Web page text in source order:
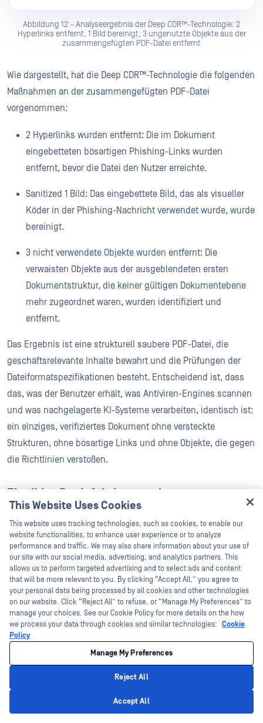
Abbildung 12 – Analyseergebnis der Deep CDR™-Technologie: 2
Hyperlinks entfernt, 1 Bild bereinigt, 3 ungenutzte Objekte aus der
zusammengefügten PDF-Datei entfernt
Wie dargestellt, hat die Deep CDR™-Technologie die folgenden
Maßnahmen an der zusammengefügten PDF-Datei
vorgenommen:
2 Hyperlinks wurden entfernt: Die im Dokument
eingebetteten bösartigen Phishing-Links wurden
entfernt, bevor die Datei den Nutzer erreichte.
Sanitized 1 Bild: Das eingebettete Bild, das als visueller
Köder in der Phishing-Nachricht verwendet wurde, wurde
bereinigt.
3 nicht verwendete Objekte wurden entfernt: Die
verwaisten Objekte aus der ausgeblendeten ersten
Dokumentstruktur, die keiner gültigen Dokumentebene
mehr zugeordnet waren, wurden identifiziert und
entfernt.
Das Ergebnis ist eine strukturell saubere PDF-Datei, die
geschäftsrelevante Inhalte bewahrt und die Prüfungen der
Dateiformatspezifikationen besteht. Entscheidend ist, dass
das, was der Benutzer erhält, was Antiviren-Engines scannen
und was nachgelagerte KI-Systeme verarbeiten, identisch ist:
ein einziges, verifiziertes Dokument ohne versteckte
Strukturen, ohne bösartige Links und ohne Objekte, die gegen
die Richtlinien verstoßen.
Flexibler Desinfektionsmodus
In Umgebungen, in denen neben der Sicherheit auch die
Benutzerfreundlichkeit gewährleistet sein muss, arbeitet die
Deep CDR™-Technologie im flexiblen Bereinigungsmodus.
Das System blockiert die Datei nicht. Stattdessen führt es eine
strukturelle Rekonstruktion durch: Die konfliktauslösenden
Dokumentabschnitte werden entfernt, alle aktiven und
potenziell schädlichen Objekte werden entfernt, und es wird
eine saubere, richtlinienkonforme PDF-Datei neu generiert
und an den Benutzer übermittelt. Die Benutzerfreundlichkeit
bleibt erhalten, während die Angriffsfläche beseitigt wird.
Bericht zu den Desinfektionsmaßnahmen
This Website Uses Cookies
This website uses tracking technologies, such as cookies, to enable our
website functionalities, to enhance user experience or to analyze
performance and traffic. We may also share information about your use of
our site with our social media, advertising, and analytics partners. This
allows us to perform targeted advertising and to select ads and content
that will be more relevant to you. By clicking “Accept All,” you agree to
your personal data being processed by all cookies and other technologies
on our website. Click “Reject All” to refuse, or “Manage My Preferences” to
manage your choices. See our Cookie Policy for more details on the how
we process your data through cookies and similar technologies: Cookie
Policy
Manage My Preferences
Reject All
Accept All
Hey there!
I'm Ozzy, your OPSWAT virtual assistant.
How can I help you secure what's critical
today?